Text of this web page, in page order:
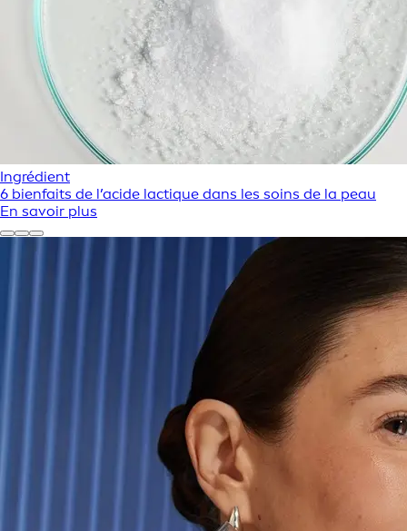
Ingrédient
6 bienfaits de l’acide lactique dans les soins de la peau
En savoir plus